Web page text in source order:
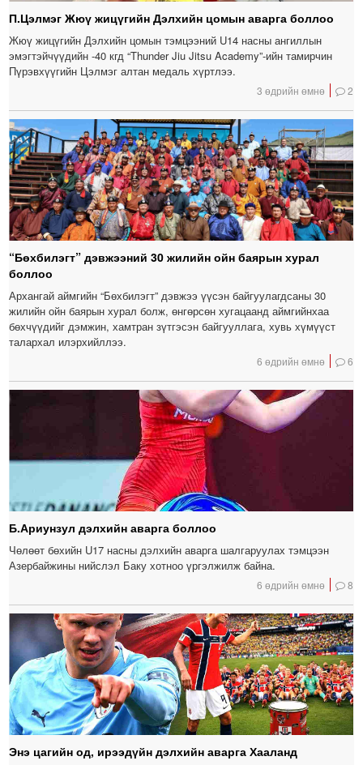
П.Цэлмэг Жюү жицүгийн Дэлхийн цомын аварга боллоо
Жюү жицүгийн Дэлхийн цомын тэмцээний U14 насны ангиллын
эмэгтэйчүүдийн -40 кгд “Thunder Jiu Jitsu Academy”-ийн тамирчин
Пүрэвхүүгийн Цэлмэг алтан медаль хүртлээ.
3 өдрийн өмнө 2
“Бөхбилэгт” дэвжээний 30 жилийн ойн баярын хурал
боллоо
Архангай аймгийн “Бөхбилэгт” дэвжээ үүсэн байгуулагдсаны 30
жилийн ойн баярын хурал болж, өнгөрсөн хугацаанд аймгийнхаа
бөхчүүдийг дэмжин, хамтран зүтгэсэн байгууллага, хувь хүмүүст
талархал илэрхийллээ.
6 өдрийн өмнө 6
Б.Ариунзул дэлхийн аварга боллоо
Чөлөөт бөхийн U17 насны дэлхийн аварга шалгаруулах тэмцээн
Азербайжины нийслэл Баку хотноо үргэлжилж байна.
6 өдрийн өмнө 8
Энэ цагийн од, ирээдүйн дэлхийн аварга Хааланд